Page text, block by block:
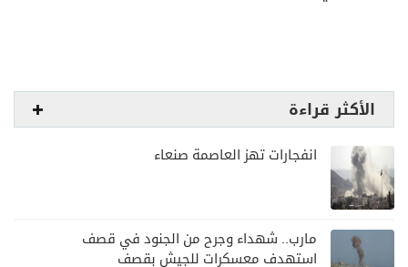
الأكثر قراءة
انفجارات تهز العاصمة صنعاء
مارب.. شهداء وجرح من الجنود في قصف
استهدف معسكرات للجيش بقصف